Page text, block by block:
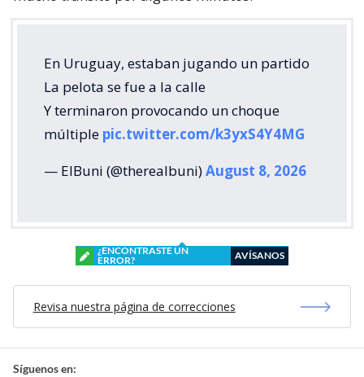
En Uruguay, estaban jugando un partido
La pelota se fue a la calle
Y terminaron provocando un choque
múltiple pic.twitter.com/k3yxS4Y4MG
— ElBuni (@therealbuni)August 8, 2026
¿ENCONTRASTE UN
ERROR?
AVÍSANOS
Revisa nuestra página de correcciones
Síguenos en: